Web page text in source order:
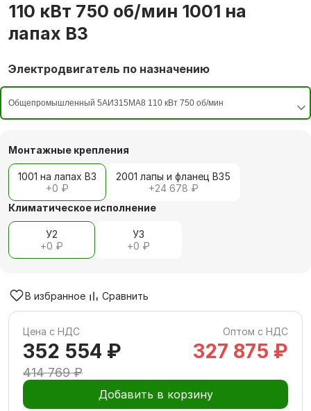
110 кВт 750 об/мин 1001 на
лапах В3
Электродвигатель по назначению
Монтажные крепления
1001 на лапах В3
+0 ₽
2001 лапы и фланец В35
+24 678 ₽
Климатическое исполнение
У2
+0 ₽
У3
+0 ₽
В избранное Сравнить
Цена с НДС Оптом с НДС
352 554 ₽
414 769 ₽
327 875 ₽
Добавить в корзину